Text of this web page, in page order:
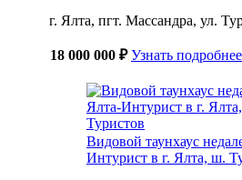
г. Ялта, пгт. Массандра, ул.
18 000 000 ₽ Узнать подробнее
Видовой таунхаус
Интурист в г. Ялта, ш.